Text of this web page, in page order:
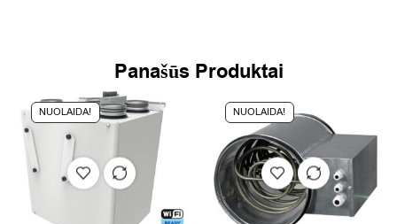
Panašūs Produktai
NUOLAIDA! NUOLAIDA!